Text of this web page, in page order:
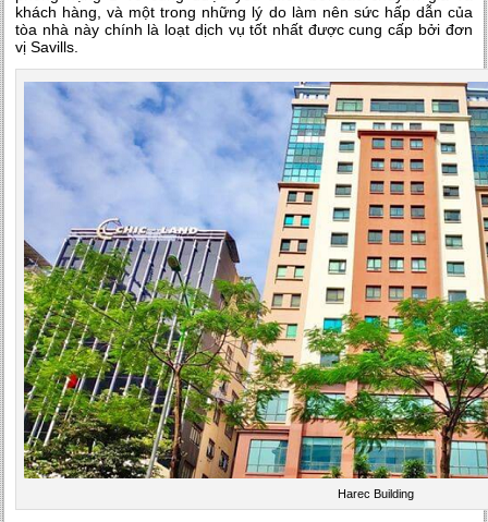
khách hàng, và một trong những lý do làm nên sức hấp dẫn của
tòa nhà này chính là loạt dịch vụ tốt nhất được cung cấp bởi đơn
vị Savills.
Harec Building